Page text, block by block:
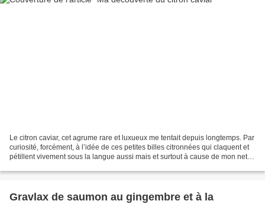
Le citron caviar, cet agrume rare et luxueux me tentait depuis longtemps. Par
curiosité, forcément, à l’idée de ces petites billes citronnées qui claquent et
pétillent vivement sous la langue aussi mais et surtout à cause de mon net
Gravlax de saumon au gingembre et à la